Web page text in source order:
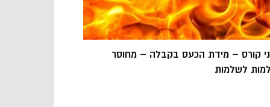
קורס – מידת הכעס בקבלה – מחוסר
לשלמות